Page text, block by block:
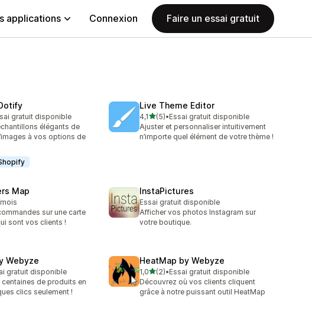
applications Connexion Faire un essai gratuit
5gratuit disponible
élégants de
à vos options de
Live Theme Editor
4,1étoile(s) sur 5
(5)
5 avis au total
•Essai gratuit disponible
Ajuster et personnaliser intuitivement
n’importe quel élément de votre thème !
Map
5
sur une carte
sont vos clients !
InstaPictures
Essai gratuit disponible
Afficher vos photos Instagram sur
votre boutique.
Webyze
5
gratuit disponible
de produits en
clics seulement !
HeatMap by Webyze
1,0étoile(s) sur 5
(2)
2 avis au total
•Essai gratuit disponible
Découvrez où vos clients cliquent
grâce à notre puissant outil HeatMap